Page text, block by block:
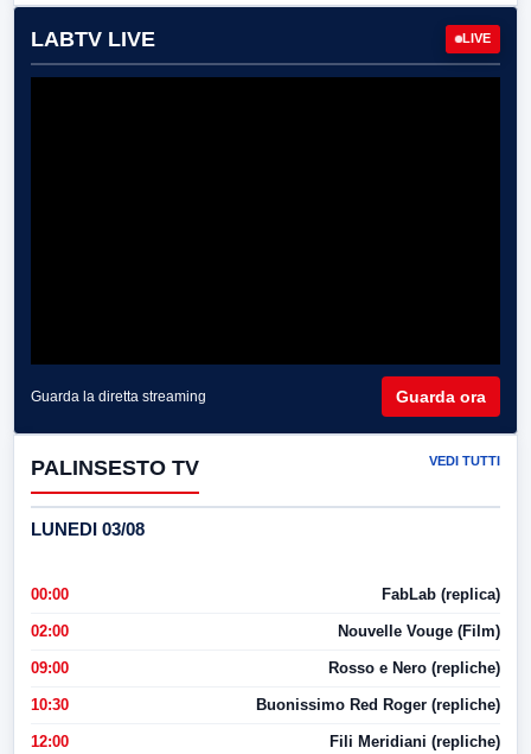
LABTV LIVE LIVE
Guarda la diretta streaming Guarda ora
PALINSESTO TV VEDI TUTTI
LUNEDI 03/08
00:00 FabLab (replica)
02:00 Nouvelle Vouge (Film)
09:00 Rosso e Nero (repliche)
10:30 Buonissimo Red Roger (repliche)
12:00 Fili Meridiani (repliche)